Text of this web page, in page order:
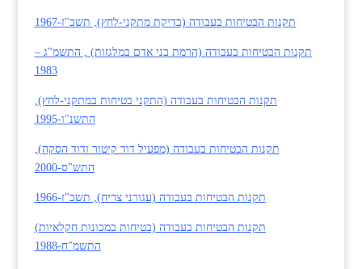
תקנות הבטיחות בעבודה (בדיקת מתקני-לחץ), תשכ"ז-1967
תקנות הבטיחות בעבודה (הרמת בני אדם במלגזות) , התשמ"ג –
1983
תקנות הבטיחות בעבודה (התקני בטיחות במתקני-לחץ),
התשנ"ו-1995
תקנות הבטיחות בעבודה (מפעיל דוד קיטור ודוד הסקה),
התש"ס-2000
תקנות הבטיחות בעבודה (עגורני צריח), תשכ"ז-1966
תקנות הבטיחות בעבודה (בטיחות במכונות חקלאיות)
התשמ"ח-1988